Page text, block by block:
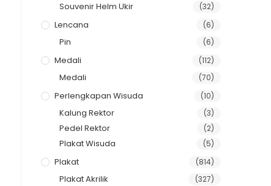
Souvenir Helm Ukir (32)
Lencana (6)
Pin (6)
Medali (112)
Medali (70)
Perlengkapan Wisuda (10)
Kalung Rektor (3)
Pedel Rektor (2)
Plakat Wisuda (5)
Plakat (814)
Plakat Akrilik (327)